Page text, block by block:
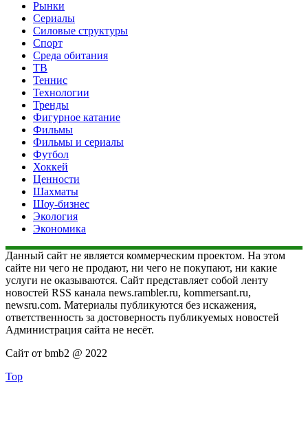
Рынки
Сериалы
Силовые структуры
Спорт
Среда обитания
ТВ
Теннис
Технологии
Тренды
Фигурное катание
Фильмы
Фильмы и сериалы
Футбол
Хоккей
Ценности
Шахматы
Шоу-бизнес
Экология
Экономика
Данный сайт не является коммерческим проектом. На этом
сайте ни чего не продают, ни чего не покупают, ни какие
услуги не оказываются. Сайт представляет собой ленту
новостей RSS канала news.rambler.ru, kommersant.ru,
newsru.com. Материалы публикуются без искажения,
ответственность за достоверность публикуемых новостей
Администрация сайта не несёт.
Сайт от bmb2 @ 2022
Top